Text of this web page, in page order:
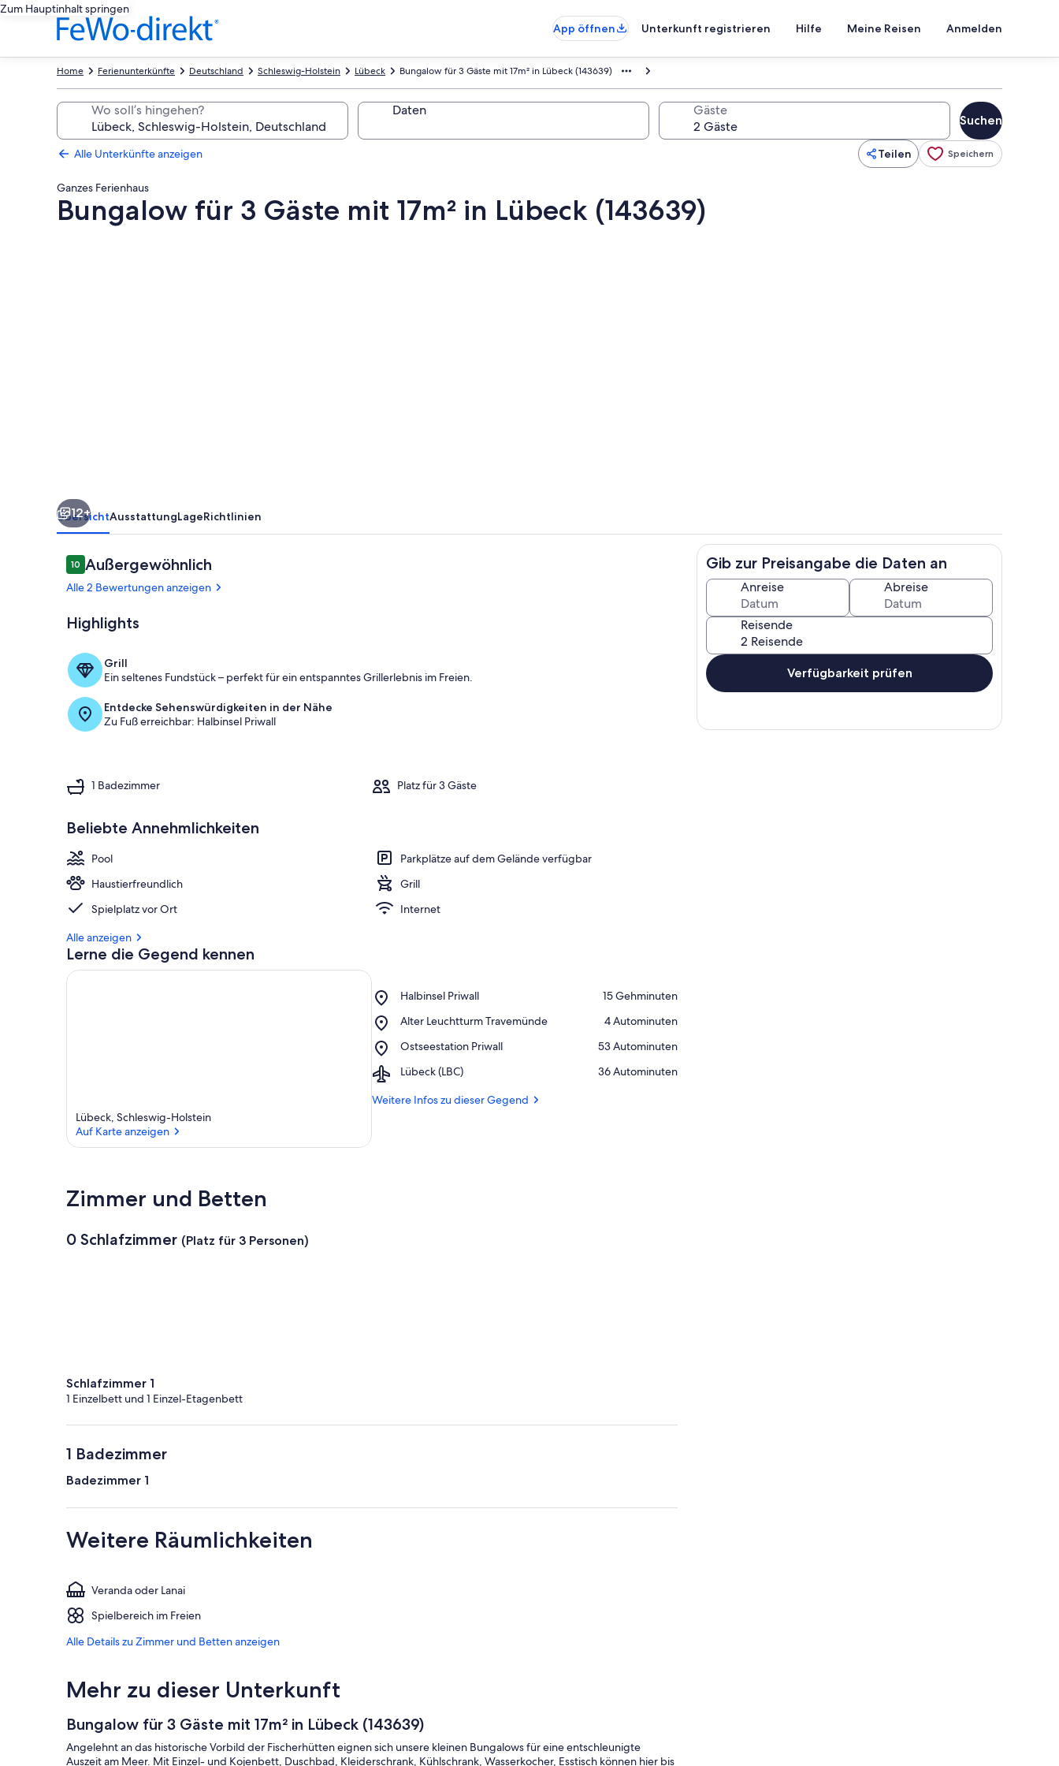
Zum Hauptinhalt springen
App öffnen
Unterkunft registrieren Hilfe Meine Reisen Anmelden
Bungalow für 3 Gäste mit 17m² in Lübeck (143639)
Lübeck
Schleswig-Holstein
Deutschland
Ferienunterkünfte
Home
Wo soll’s hingehen? Daten Gäste
Suchen
Alle Unterkünfte anzeigen Teilen Speichern
Ganzes Ferienhaus
Bungalow für 3 Gäste mit 17m² in Lübeck (143639)
Außendetails Jachthafen
12+
ÜbersichtAusstattungLageRichtlinien
Bewertungen
1010 von 10.
Außergewöhnlich
Alle 2 Bewertungen anzeigen
Highlights
Grill
Ein seltenes Fundstück – perfekt für ein entspanntes Grillerlebnis im Freien.
Entdecke Sehenswürdigkeiten in der Nähe
Zu Fuß erreichbar: Halbinsel Priwall
1 Badezimmer Platz für 3 Gäste
Beliebte Annehmlichkeiten
Pool
Parkplätze auf dem Gelände verfügbar
Haustierfreundlich
Grill
Spielplatz vor Ort
Internet
Alle anzeigen
Lerne die Gegend kennen
Lübeck, Schleswig-Holstein
Auf Karte anzeigen
Halbinsel Priwall
Place,
Priwall
‪15 Gehminuten‬
Alter Leuchtturm Travemünde
Place,
Leuchtturm
‪4 Autominuten‬
Ostseestation Priwall
Place,
Priwall
‪53 Autominuten‬
Lübeck (LBC)
Airport,
(LBC)
‪36 Autominuten‬
Weitere Infos zu dieser Gegend
Zimmer und Betten
0 Schlafzimmer (Platz für 3 Personen)
Schlafzimmer 1
1 Einzelbett und 1 Einzel-Etagenbett
1 Badezimmer
Badezimmer 1
Weitere Räumlichkeiten
Veranda oder Lanai
Spielbereich im Freien
Alle Details zu Zimmer und Betten anzeigen
Mehr zu dieser Unterkunft
Bungalow für 3 Gäste mit 17m² in Lübeck (143639)
Angelehnt an das historische Vorbild der Fischerhütten eignen sich unsere kleinen Bungalows für eine entschleunigte
Auszeit am Meer. Mit Einzel- und Kojenbett, Duschbad, Kleiderschrank, Kühlschrank, Wasserkocher, Esstisch können hier bis
Gib zur Preisangabe die Daten an
Anreise Abreise
Reisende
Verfügbarkeit prüfen